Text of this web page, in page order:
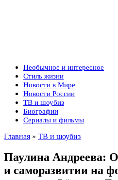
Необычное и интересное
Стиль жизни
Новости в Мире
Новости России
ТВ и шоубиз
Биографии
Сериалы и фильмы
Главная » ТВ и шоубиз
Паулина Андреева:
и саморазвитии на